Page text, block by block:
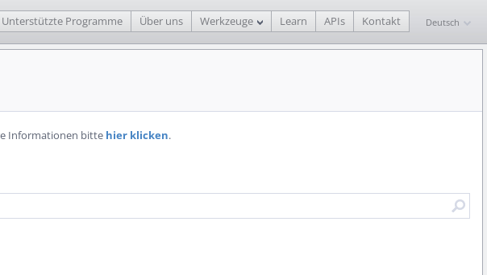
Unterstützte Programme Über uns Werkzeuge Learn APIs Kontakt Deutsch
Informationen bitte hier klicken.